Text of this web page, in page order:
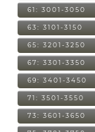
61: 3001-3050
63: 3101-3150
65: 3201-3250
67: 3301-3350
69: 3401-3450
71: 3501-3550
73: 3601-3650